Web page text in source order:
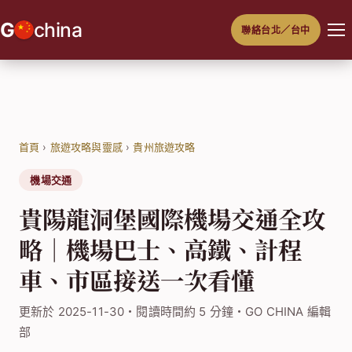
至
G china 聯絡台北／台中
首頁 › 旅遊攻略與靈感›貴州旅遊攻略
機場交通
貴陽龍洞堡國際機場交通全攻
略｜機場巴士、高鐵、計程
車、市區接送一次看懂
更新於 2025-11-30・閱讀時間約 5 分鐘・GO CHINA 編輯
部